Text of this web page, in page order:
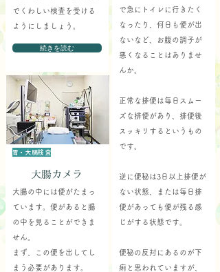
でくわしい検査を受ける
ようにしましょう。
続きを読む
胃・大腸検査
大腸カメラ
大腸の中には便がたまっ
ています。便があると腸
の中を見ることができま
せん。
まず、この便を出してし
まう必要があります。
で急にトイレに行きたく
なったり、何日も便が出
ないなど、お腹の調子が
悪くなることはありませ
んか。
正常な排便は毎日スムー
ズな排便があり、排便後
スッキリするというもの
です。
逆に便秘は3日以上排便が
ない状態、または毎日排
便があっても便が残る感
じがする状態です。
便秘の反対にあるのが下
痢と思われていますが、